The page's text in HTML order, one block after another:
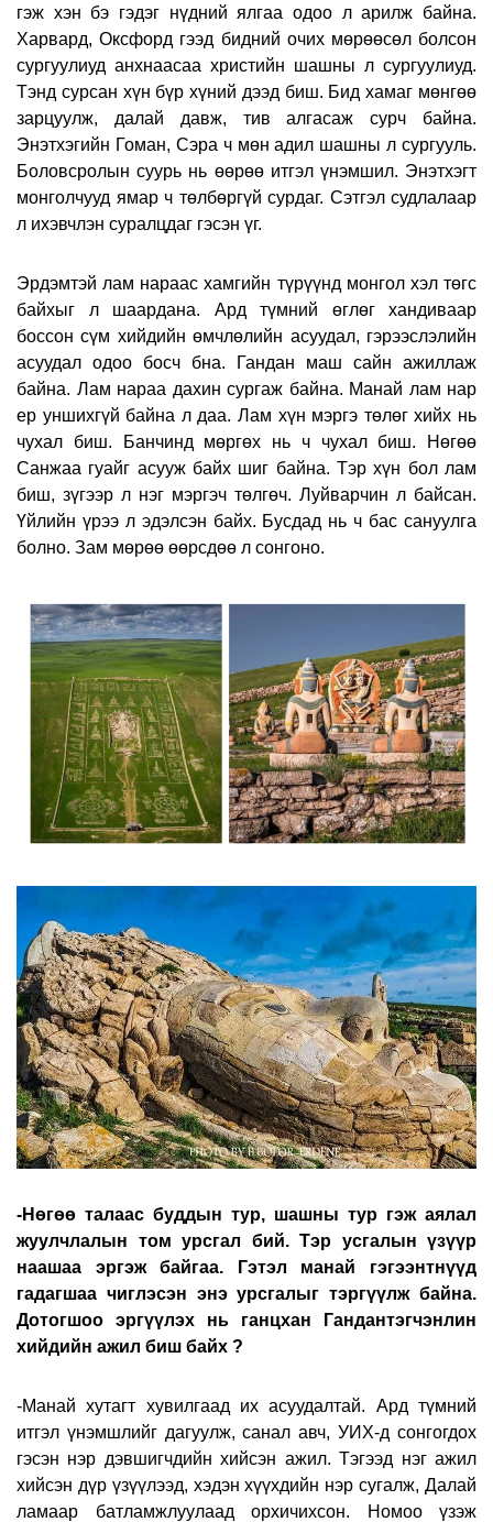
гэж хэн бэ гэдэг нүдний ялгаа одоо л арилж байна.
Харвард, Оксфорд гээд бидний очих мөрөөсөл болсон
сургуулиуд анхнаасаа христийн шашны л сургуулиуд.
Тэнд сурсан хүн бүр хүний дээд биш. Бид хамаг мөнгөө
зарцуулж, далай давж, тив алгасаж сурч байна.
Энэтхэгийн Гоман, Сэра ч мөн адил шашны л сургууль.
Боловсролын суурь нь өөрөө итгэл үнэмшил. Энэтхэгт
монголчууд ямар ч төлбөргүй сурдаг. Сэтгэл судлалаар
л ихэвчлэн суралцдаг гэсэн үг.
Эрдэмтэй лам нараас хамгийн түрүүнд монгол хэл төгс
байхыг л шаардана. Ард түмний өглөг хандиваар
боссон сүм хийдийн өмчлөлийн асуудал, гэрээслэлийн
асуудал одоо босч бна. Гандан маш сайн ажиллаж
байна. Лам нараа дахин сургаж байна. Манай лам нар
ер уншихгүй байна л даа. Лам хүн мэргэ төлөг хийх нь
чухал биш. Банчинд мөргөх нь ч чухал биш. Нөгөө
Санжаа гуайг асууж байх шиг байна. Тэр хүн бол лам
биш, зүгээр л нэг мэргэч төлгөч. Луйварчин л байсан.
Үйлийн үрээ л эдэлсэн байх. Бусдад нь ч бас сануулга
болно. Зам мөрөө өөрсдөө л сонгоно.
-Нөгөө талаас буддын тур, шашны тур гэж аялал
жуулчлалын том урсгал бий. Тэр усгалын үзүүр
наашаа эргэж байгаа. Гэтэл манай гэгээнтнүүд
гадагшаа чиглэсэн энэ урсгалыг тэргүүлж байна.
Дотогшоо эргүүлэх нь ганцхан Гандантэгчэнлин
хийдийн ажил биш байх ?
-Манай хутагт хувилгаад их асуудалтай. Ард түмний
итгэл үнэмшлийг дагуулж, санал авч, УИХ-д сонгогдох
гэсэн нэр дэвшигчдийн хийсэн ажил. Тэгээд нэг ажил
хийсэн дүр үзүүлээд, хэдэн хүүхдийн нэр сугалж, Далай
ламаар батламжлуулаад орхичихсон. Номоо үзэж